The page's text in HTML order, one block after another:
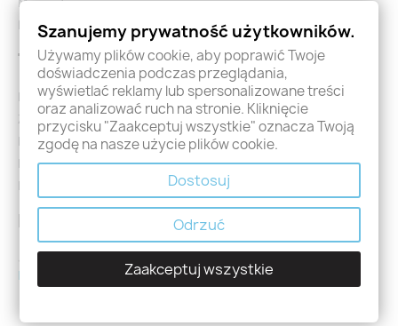
Formularz zwrotu i reklamacji
Twoje konto
Logowanie
Załóż konto - Rejestracja
Moje zamówienia
Promocje
Nowości
Kontakt
Jeśli mają Państwo jakiekolwiek pytania prosimy o kontakt
holdental@holdental.pl
Szanujemy prywatność użytkowników.
Używamy plików cookie, aby poprawić Twoje
doświadczenia podczas przeglądania,
wyświetlać reklamy lub spersonalizowane treści
oraz analizować ruch na stronie. Kliknięcie
przycisku "Zaakceptuj wszystkie" oznacza Twoją
zgodę na nasze użycie plików cookie.
Dostosuj
Odrzuć
Zaakceptuj wszystkie